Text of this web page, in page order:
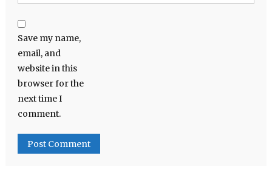
Save my name,
email, and
website in this
browser for the
next time I
comment.